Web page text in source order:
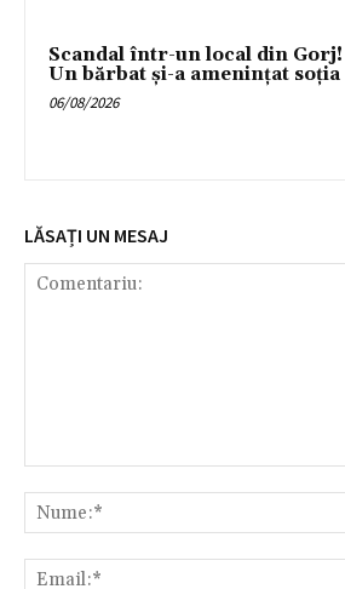
Scandal într-un local din Gorj!
Un bărbat și-a amenințat soția
06/08/2026
LĂSAȚI UN MESAJ